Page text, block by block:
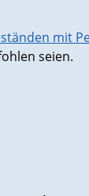
mit
seien.